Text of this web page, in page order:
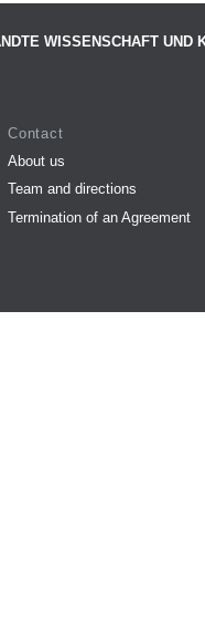
WISSENSCHAFT UND
Contact
About us
Team and directions
Termination of an Agreement